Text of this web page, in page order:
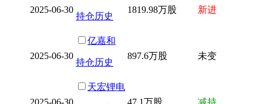
2025-06-30
持仓历史
1819.98万股 新进
2025-06-30
亿嘉和
持仓历史
897.6万股 未变
2025-06-30
天宏锂电
47.1万股 减持